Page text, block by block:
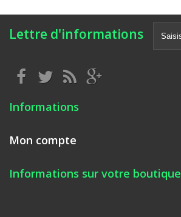
Lettre d'informations
Informations
Mon compte
Informations sur votre boutique